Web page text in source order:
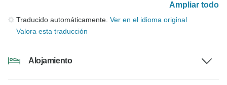
Ampliar todo
Traducido automáticamente. Ver en el idioma original
Valora esta traducción
Alojamiento